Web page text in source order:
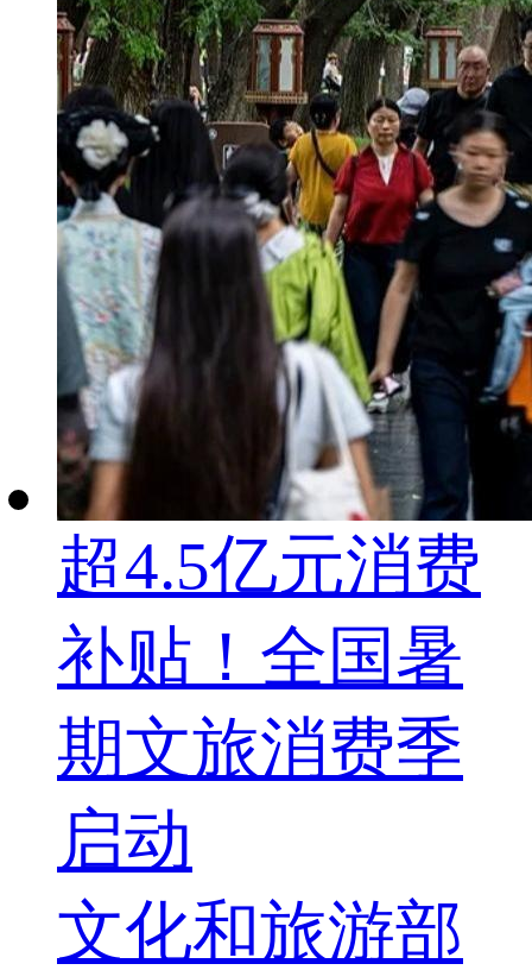
超4.5亿元消费
补贴！全国暑
期文旅消费季
启动
文化和旅游部